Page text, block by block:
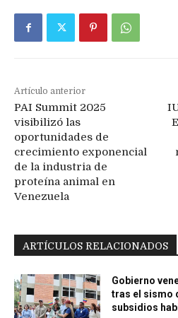
Artículo anterior
PAI Summit 2025
visibilizó las
oportunidades de
crecimiento exponencial
de la industria de
proteína animal en
Venezuela
ARTÍCULOS RELACIONADOS
Gobierno
tras el sismo
subsidios